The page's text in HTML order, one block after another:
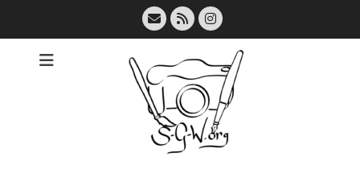
E-
Mail
FeedInstagram